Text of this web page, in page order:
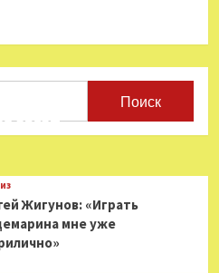
звезд
Жигунов: «Играть
мне уже